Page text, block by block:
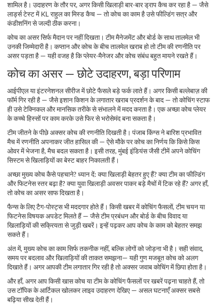
शामिल है। उदाहरण के तौर पर, अगर किसी खिलाड़ी बार-बार ड्राप कैच कर रहा है — जैसे
लार्ड्स टेस्ट में KL राहुल का मिस्ड कैच — तो कोच का काम है उसे फील्डिंग सत्र और
कंडीशनिंग से जल्दी ठीक करना।
कोच का असर सिर्फ मैदान पर नहीं दिखता। टीम मैनेजमेंट और बोर्ड के साथ तालमेल भी
उनकी जिम्मेदारी है। कप्तान और कोच के बीच तालमेल खराब हो तो टीम की रणनीति पर
असर पड़ता है — यही वजह है कि प्लेयर-मैनेजर और कोच संबंध बहुत मायने रखते हैं।
कोच का असर — छोटे उदाहरण, बड़ा परिणाम
आईपीएल या इंटरनेशनल सीरीज में छोटे फैसले बड़े फर्क लाते हैं। अगर किसी बल्लेबाज़ की
फॉर्म गिर रही है — जैसे इशान किशन के लगातार खराब प्रदर्शन के बाद — तो कोचिंग स्टाफ
ही उसे टेक्निकल और मानसिक तरीके से संभालने में मदद करता है। एक अच्छा कोच प्लेयर
के कच्चे हिस्सों पर काम करके उसे फिर से भरोसेमंद बना सकता है।
टीम जीतने के पीछे अक्सर कोच की रणनीति दिखती है। पंजाब किंग्स ने बारिश प्रभावित
मैच में रणनीति अपनाकर जीत हासिल की — ऐसे मौके पर कोच का निर्णय कि किसे किस
ओवर में भेजना है, मैच बदल सकता है। इसी तरह, मुंबई इंडियंस जैसी टीमें अपने कोचिंग
सिस्टम से खिलाड़ियों का बेस्ट बाहर निकालती हैं।
अच्छा मुख्य कोच कैसे पहचाने? ध्यान दें: क्या खिलाड़ी बेहतर हुए हैं? क्या टीम का फील्डिंग
और फिटनेस स्तर बढ़ा है? क्या युवा खिलाड़ी अवसर पाकर बड़े मैचों में टिक रहे हैं? अगर हाँ,
तो कोच का असर साफ दिखता है।
फैन्स के लिए टैग-पोस्ट्स भी मददगार होते हैं। किसी खबर में कोचिंग फैसलों, टीम चयन या
फिटनेस विषयक अपडेट मिलते हैं — जैसे टीम प्रबंधन और बोर्ड के बीच विवाद या
खिलाड़ियों की सक्रियता से जुड़ी खबरें। इन्हें पढ़कर आप कोच के काम को बेहतर समझ
सकते हैं।
अंत में, मुख्य कोच का काम सिर्फ तकनीक नहीं, बल्कि लोगों को जोड़ना भी है। सही संवाद,
समय पर बदलाव और खिलाड़ियों की ताकत समझना— यही गुण मजबूत कोच को अलग
दिखाते हैं। अगर आपकी टीम लगातार गिर रही है तो अक्सर जवाब कोचिंग में छिपा होता है।
और हाँ, अगर आप किसी खास कोच या टीम के कोचिंग फैसलों पर खबरें पढ़ना चाहते हैं, तो
उस टॉपिक के आर्टिकल खोलकर लाइव उदाहरण देखिए — असल घटनाएँ अक्सर सबसे
बढ़िया सीख देती हैं।